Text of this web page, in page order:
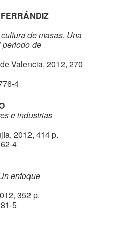
de masas. Una
de
Valencia, 2012, 270
4
e industrias
2012, 414 p.
4
enfoque
352 p.
5